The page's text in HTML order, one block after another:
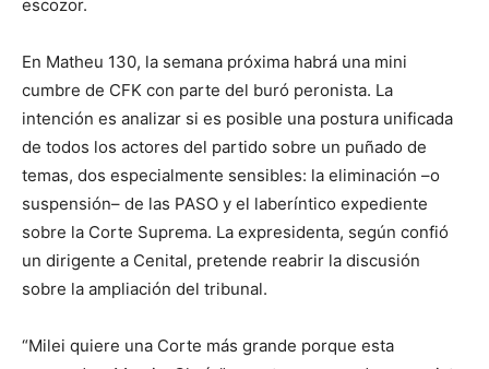
escozor.
En Matheu 130, la semana próxima habrá una mini
cumbre de CFK con parte del buró peronista. La
intención es analizar si es posible una postura unificada
de todos los actores del partido sobre un puñado de
temas, dos especialmente sensibles: la eliminación –o
suspensión– de las PASO y el laberíntico expediente
sobre la Corte Suprema. La expresidenta, según confió
un dirigente a Cenital, pretende reabrir la discusión
sobre la ampliación del tribunal.
“Milei quiere una Corte más grande porque esta